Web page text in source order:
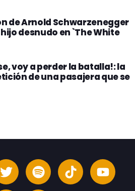
de Arnold Schwarzenegger
desnudo en `The White
voy a perder la batalla!: la
de una pasajera que se